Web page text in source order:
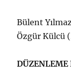
Bülent
Özgür Külcü